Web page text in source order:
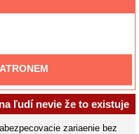
ľudí nevie že to existuje
zariaenie bez